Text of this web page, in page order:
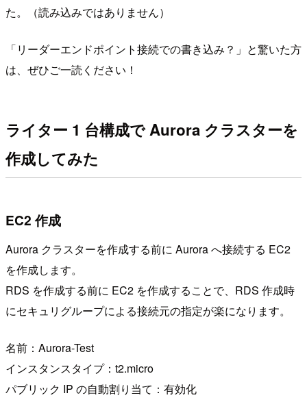
た。（読み込みではありません）
「リーダーエンドポイント接続での書き込み？」と驚いた方
は、ぜひご一読ください！
ライター 1 台構成で Aurora クラスターを
作成してみた
EC2 作成
Aurora クラスターを作成する前に Aurora へ接続する EC2
を作成します。
RDS を作成する前に EC2 を作成することで、RDS 作成時
にセキュリグループによる接続元の指定が楽になります。
名前：Aurora-Test
インスタンスタイプ：t2.micro
パブリック IP の自動割り当て：有効化